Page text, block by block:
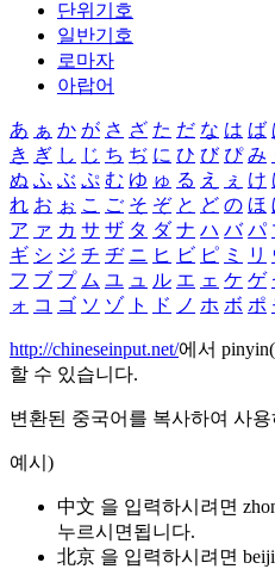
단위기호
일반기호
로마자
아랍어
あ ぁ か が さ ざ た だ な は ば
き ぎ し じ ち ぢ に ひ び ぴ み
ぬ ふ ぶ ぷ む ゆ ゅ る え ぇ け
れ お ぉ こ ご そ ぞ と ど の ほ
ア ァ カ サ ザ タ ダ ナ ハ バ パ
ギ シ ジ チ ヂ ニ ヒ ビ ピ ミ リ
フ ブ プ ム ユ ュ ル エ ェ ケ ゲ
ォ コ ゴ ソ ゾ ト ド ノ ホ ボ ポ
http://chineseinput.net/에서
할 수 있습니다.
변환된 중국어를 복사하여 사
예시)
中文 을 입력하시려면
누르시면됩니다.
北京 을 입력하시려면